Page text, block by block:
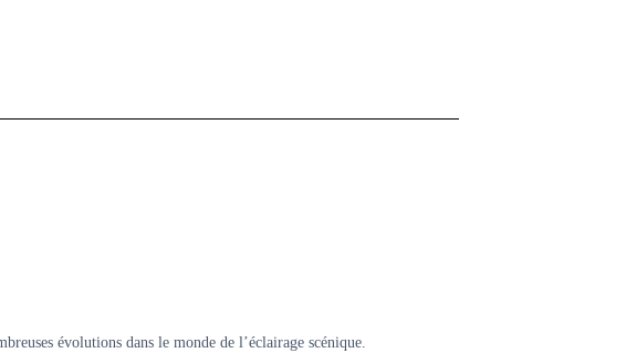
évolutions dans le monde de l’éclairage scénique.